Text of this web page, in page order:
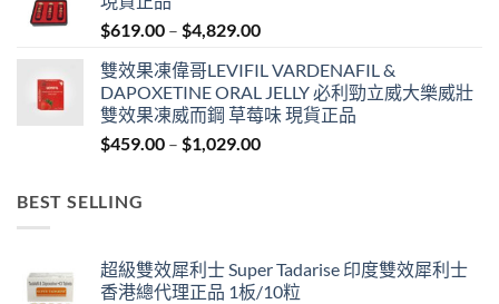
$1,329.00
$619.00 – $4,829.00Price
$619.00
through
$4,829.00
雙效果凍偉哥LEVIFIL VARDENAFIL &
DAPOXETINE ORAL JELLY 必利勁立威大樂威壯
雙效果凍威而鋼 草莓味 現貨正品
$459.00 – $1,029.00Price
BEST SELLING
超級雙效犀利士 Super Tadarise 印度雙效犀利士
香港總代理正品 1板/10粒